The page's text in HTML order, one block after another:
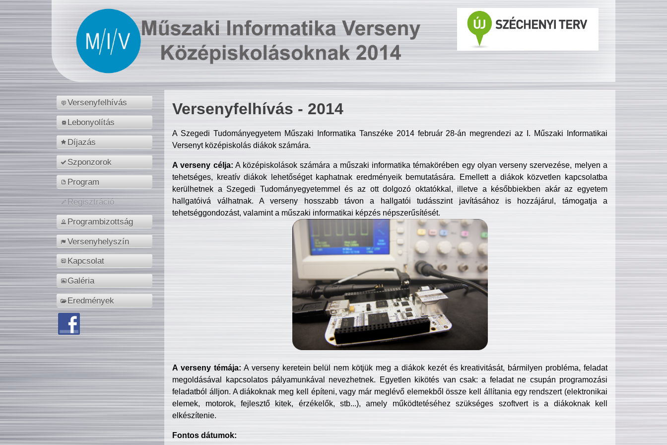
Versenyfelhívás
Lebonyolítás
Díjazás
Szponzorok
Program
Regisztráció
Programbizottság
Versenyhelyszín
Kapcsolat
Galéria
Eredmények
Versenyfelhívás - 2014
A Szegedi Tudományegyetem Műszaki Informatika Tanszéke 2014 február 28-án megrendezi az I. Műszaki Informatikai
Versenyt középiskolás diákok számára.
A verseny célja: A középiskolások számára a műszaki informatika témakörében egy olyan verseny szervezése, melyen a
tehetséges, kreatív diákok lehetőséget kaphatnak eredményeik bemutatására. Emellett a diákok közvetlen kapcsolatba
kerülhetnek a Szegedi Tudományegyetemmel és az ott dolgozó oktatókkal, illetve a későbbiekben akár az egyetem
hallgatóivá válhatnak. A verseny hosszabb távon a hallgatói tudásszint javításához is hozzájárul, támogatja a
tehetséggondozást, valamint a műszaki informatikai képzés népszerűsítését.
A verseny témája: A verseny keretein belül nem kötjük meg a diákok kezét és kreativitását, bármilyen probléma, feladat
megoldásával kapcsolatos pályamunkával nevezhetnek. Egyetlen kikötés van csak: a feladat ne csupán programozási
feladatból álljon. A diákoknak meg kell építeni, vagy már meglévő elemekből össze kell állítania egy rendszert (elektronikai
elemek, motorok, fejlesztő kitek, érzékelők, stb...), amely működtetéséhez szükséges szoftvert is a diákoknak kell
elkészítenie.
Fontos dátumok: